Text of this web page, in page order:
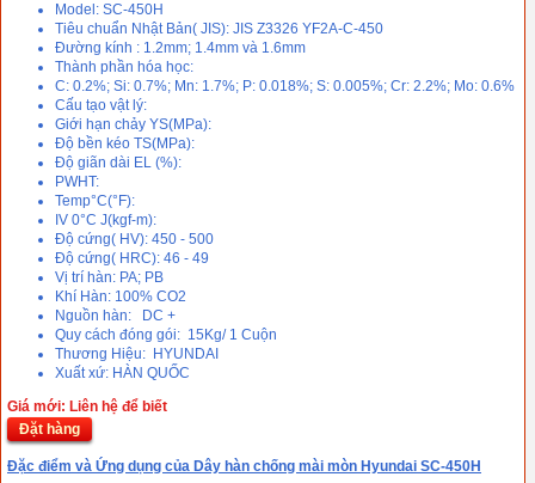
Model: SC-450H
Tiêu chuẩn Nhật Bản( JIS): JIS Z3326 YF2A-C-450
Đường kính : 1.2mm; 1.4mm và 1.6mm
Thành phần hóa học:
C: 0.2%; Si: 0.7%; Mn: 1.7%; P: 0.018%; S: 0.005%; Cr: 2.2%; Mo: 0.6%
Cấu tạo vật lý:
Giới hạn chảy YS(MPa):
Độ bền kéo TS(MPa):
Độ giãn dài EL (%):
PWHT:
Temp°C(°F):
IV 0°C J(kgf-m):
Độ cứng( HV): 450 - 500
Độ cứng( HRC): 46 - 49
Vị trí hàn: PA; PB
Khí Hàn: 100% CO2
Nguồn hàn: DC +
Quy cách đóng gói: 15Kg/ 1 Cuộn
Thương Hiệu: HYUNDAI
Xuất xứ: HÀN QUỐC
Giá mới: Liên hệ để biết
Đặt hàng
Đặc điểm và Ứng dụng của Dây hàn chống mài mòn Hyundai SC-450H